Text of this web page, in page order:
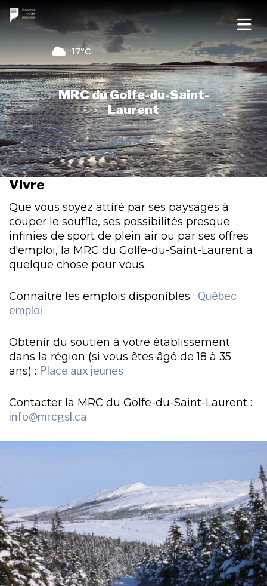
17°C
MRC du Golfe-du-Saint-
Laurent
Vivre
Que vous soyez attiré par ses paysages à
couper le souffle, ses possibilités presque
infinies de sport de plein air ou par ses offres
d'emploi, la MRC du Golfe-du-Saint-Laurent a
quelque chose pour vous.
Connaître les emplois disponibles : Québec
emploi
Obtenir du soutien à votre établissement
dans la région (si vous êtes âgé de 18 à 35
ans) : Place aux jeunes
Contacter la MRC du Golfe-du-Saint-Laurent :
info@mrcgsl.ca